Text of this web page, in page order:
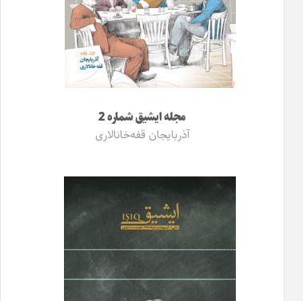
مجله ایشیق شماره 2
آذربایجان قفه‌خانالاری